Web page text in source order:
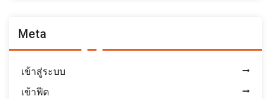
Meta
เข้าสู่ระบบ
เข้าฟีด